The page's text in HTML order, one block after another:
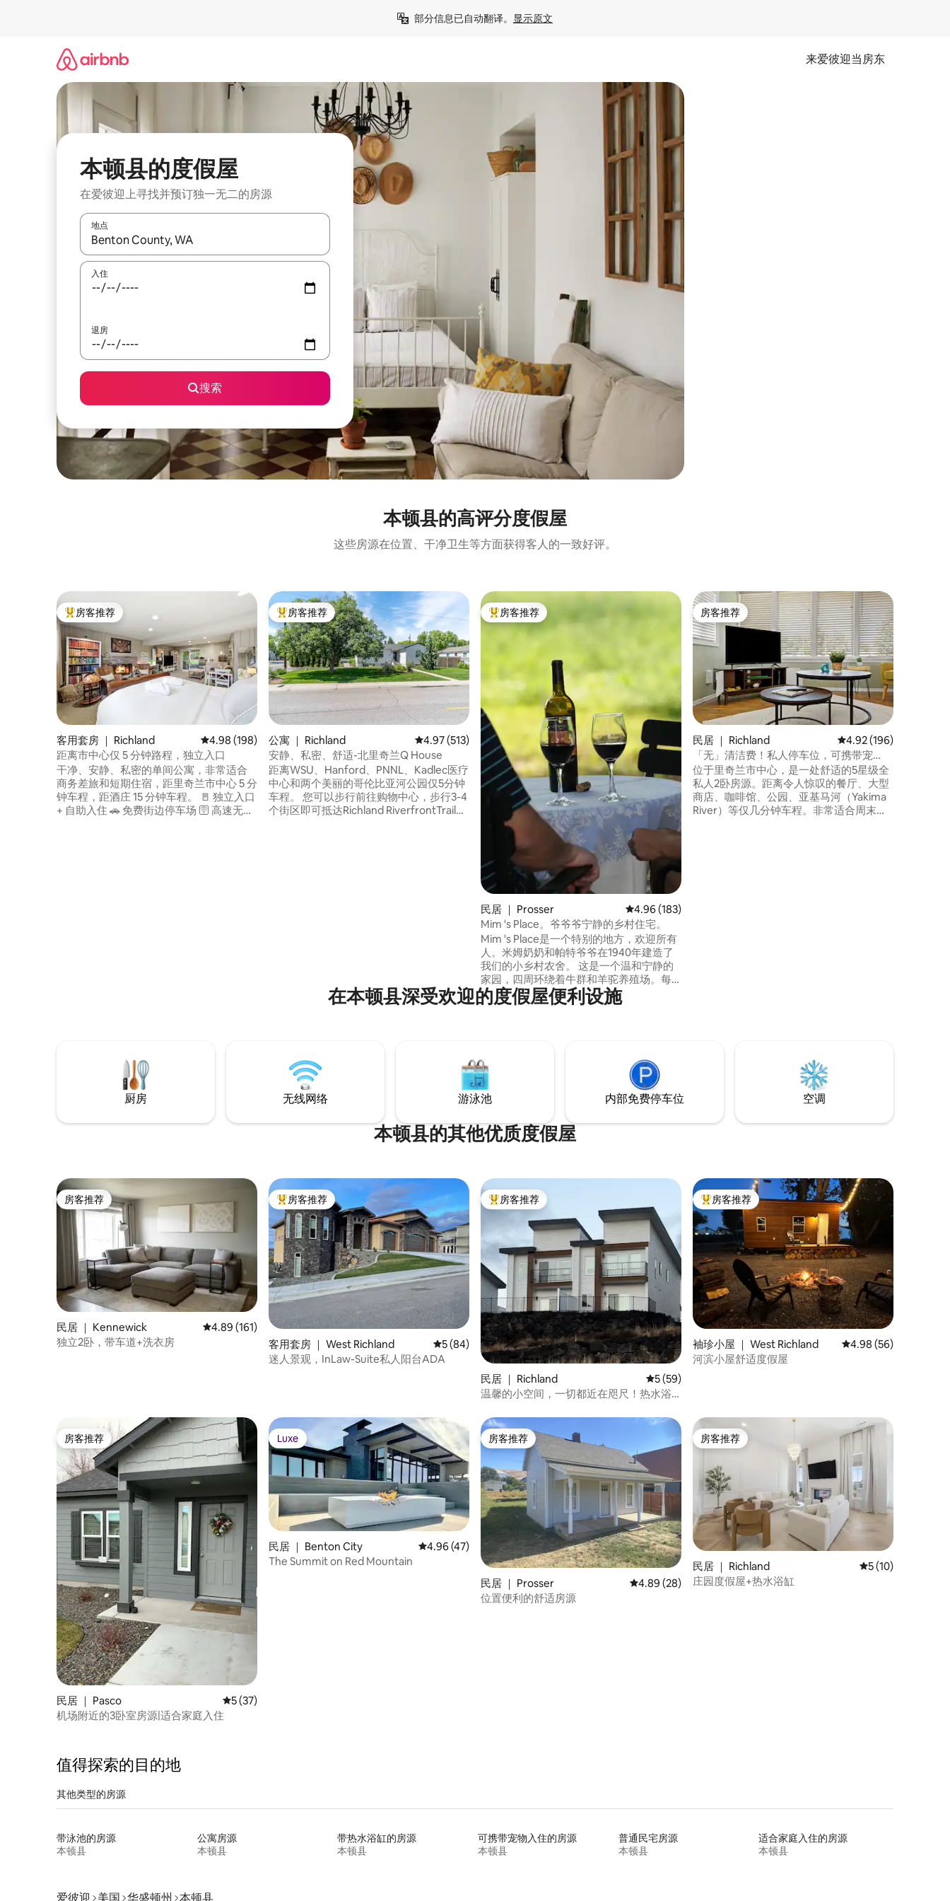
部分信息已自动翻译。 显示原文
来爱彼迎当房东
本顿县的度假屋
在爱彼迎上寻找并预订独一无二的房源
地点
如有搜索结果，请使用上下方向键查看，或通过点击或滑动手势浏览。
入住
退房
搜索
本顿县的高评分度假屋
这些房源在位置、干净卫生等方面获得客人的一致好评。
热门「房客推荐」
房客推荐
客用套房 ｜ Richland 平均评分 4.98 分（满分 5 分），共 198 条评价
4.98 (198)
距离市中心仅 5 分钟路程，独立入口
干净、安静、私密的单间公寓，非常适合
商务差旅和短期住宿，距里奇兰市中心 5 分
钟车程，距酒庄 15 分钟车程。 🚪 独立入口
+ 自助入住 🚗 免费街边停车场 🛜 高速无线
热门「房客推荐」
房客推荐
公寓 ｜ Richland 平均评分 4.97 分（满分 5 分），共 513 条评价
4.97 (513)
安静、私密、舒适-北里奇兰Q House
距离WSU、Hanford、PNNL、Kadlec医疗
中心和两个美丽的哥伦比亚河公园仅5分钟
车程。 您可以步行前往购物中心，步行3-4
个街区即可抵达Richland RiverfrontTrail。
热门「房客推荐」
房客推荐
民居 ｜ Prosser 平均评分 4.96 分（满分 5 分），共 183 条评价
4.96 (183)
Mim 's Place。爷爷爷宁静的乡村住宅。
Mim 's Place是一个特别的地方，欢迎所有
人。米姆奶奶和帕特爷爷在1940年建造了
我们的小乡村农舍。 这是一个温和宁静的
家园，四周环绕着牛群和羊驼养殖场。每
天都会看到鹌鹑、鸽子鸟和大角猫头鹰。
在马天山上欣赏日出或惊艳的日落 亚当
房客推荐
房客推荐
民居 ｜ Richland 平均评分 4.92 分（满
4.92 (196)
「无」清洁费！私人停车位，可携带宠
物，2卧室
位于里奇兰市中心，是一处舒适的5星级全
私人2卧房源。距离令人惊叹的餐厅、大型
商店、咖啡馆、公园、亚基马河（Yakima
River）等仅几分钟车程。非常适合周末度
在本顿县深受欢迎的度假屋便利设施
厨房 无线网络 游泳池 内部免费停车位 空调
本顿县的其他优质度假屋
房客推荐
房客推荐
民居 ｜ Kennewick 平均评分 4.89 分（满分 5 分），共 161 条评价
4.89 (161)
独立2卧，带车道+洗衣房
热门「房客推荐」
房客推荐
客用套房 ｜ West Richland 平均评分 5 分（满分 5 分），共 84 条评价
5 (84)
迷人景观，InLaw-Suite私人阳台ADA
热门「房客推荐」
房客推荐
民居 ｜ Richland 平均评分 5 分（满分 5 分），共 59 条评价
5 (59)
温馨的小空间，一切都近在咫尺！热水浴
热门「房客推荐」
房客推荐
袖珍小屋 ｜ West Richland 平均评分 4.98 分（满
4.98 (56)
河滨小屋舒适度假屋
房客推荐
房客推荐
民居 ｜ Pasco 平均评分 5 分（满分 5 分），共 37 条评价
5 (37)
机场附近的3卧室房源|适合家庭入住
Luxe
Luxe
民居 ｜ Benton City 平均评分 4.96 分（满分 5 分），共 47 条评价
4.96 (47)
The Summit on Red Mountain
房客推荐
房客推荐
民居 ｜ Prosser 平均评分 4.89 分（满分 5 分），共 28 条评价
4.89 (28)
位置便利的舒适房源
房客推荐
房客推荐
民居 ｜ Richland 平均评分 5 分（满
5 (10)
庄园度假屋+热水浴缸
值得探索的目的地
其他类型的房源
带泳池的房源
本顿县
公寓房源
本顿县
带热水浴缸的房源
本顿县
可携带宠物入住的房源
本顿县
普通民宅房源
本顿县
适合家庭入住的房源
本顿县